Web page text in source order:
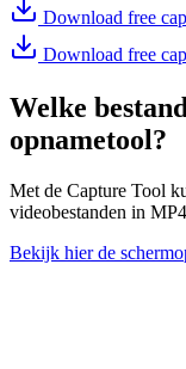
Download free
Download free
Welke
opnametool?
Met de Capture Tool
videobestanden in
Bekijk hier de